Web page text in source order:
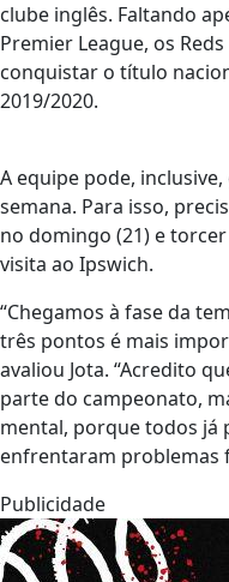
clube inglês. Faltando
Premier League, os
conquistar o título
2019/2020.
A equipe pode,
semana. Para isso,
no domingo (21) e
visita ao Ipswich.
“Chegamos à fase da
três pontos é mais
avaliou Jota. “Acredito
parte do campeonato,
mental, porque todos já
enfrentaram problemas
Publicidade